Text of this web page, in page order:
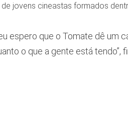
jovens cineastas formados
espero que o Tomate dê um
o que a gente está tendo”,